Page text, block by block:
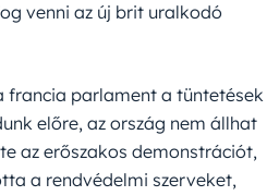
venni az új brit uralkodó
francia parlament a tüntetések
előre, az ország nem állhat
az erőszakos demonstrációt,
a rendvédelmi szerveket,